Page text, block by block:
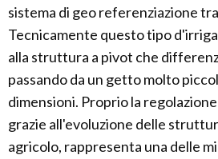
sistema di geo referenziazione
Tecnicamente questo tipo
alla struttura a pivot che
passando da un getto molto
dimensioni. Proprio la
grazie all'evoluzione delle
agricolo, rappresenta una delle